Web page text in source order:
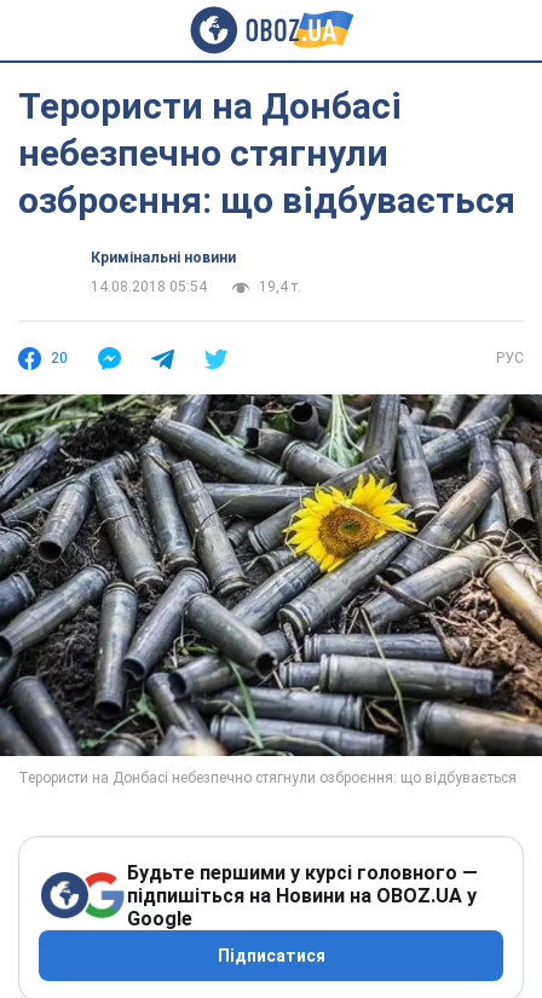
Терористи на Донбасі
небезпечно стягнули
озброєння: що відбувається
Кримінальні новини
14.08.2018 05:54
19,4 т.
20 РУС
Будьте першими у курсі головного —
підпишіться на Новини на OBOZ.UA у
Google
Підписатися